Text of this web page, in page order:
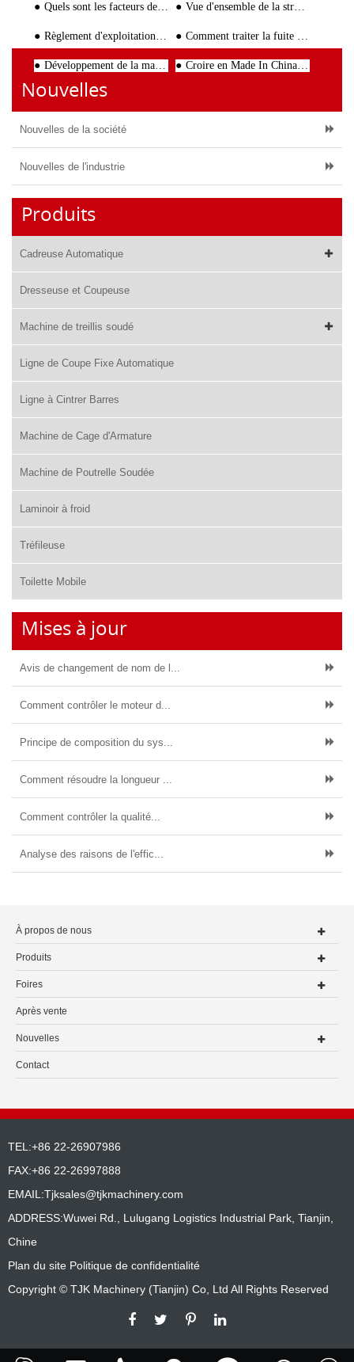
Quels sont les facteurs de la fluctuation des prix de la machine à cintrer les aiguilles à barres d'armature? Vue d'ensemble de la structure en acier de treillis
Règlement d'exploitation pour la sécurité de la machine de découpe de barres d'acier Comment traiter la fuite d'huile de la boîte de vitesses de la machine de découpe de barres d'acier?
Développement de la machine de soudage de la cage de renforcement en Chine Croire en Made In China, Croire à TJK Créer
Nouvelles
Nouvelles de la société
Nouvelles de l'industrie
Produits
Cadreuse Automatique
Dresseuse et Coupeuse
Machine de treillis soudé
Ligne de Coupe Fixe Automatique
Ligne à Cintrer Barres
Machine de Cage d'Armature
Machine de Poutrelle Soudée
Laminoir à froid
Tréfileuse
Toilette Mobile
Mises à jour
Avis de changement de nom de l...
Comment contrôler le moteur d...
Principe de composition du sys...
Comment résoudre la longueur ...
Comment contrôler la qualité...
Analyse des raisons de l'effic...
À propos de nous
Produits
Foires
Après vente
Nouvelles
Contact
TEL:+86 22-26907986
FAX:+86 22-26997888
EMAIL:Tjksales@tjkmachinery.com
ADDRESS:Wuwei Rd., Lulugang Logistics Industrial Park, Tianjin,
Chine
Plan du site Politique de confidentialité
Copyright © TJK Machinery (Tianjin) Co, Ltd All Rights Reserved